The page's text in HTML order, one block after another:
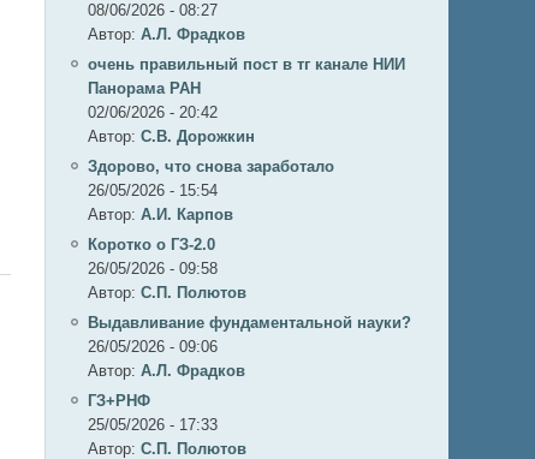
08/06/2026 - 08:27
Автор: А.Л. Фрадков
очень правильный пост в тг канале НИИ
Панорама РАН
02/06/2026 - 20:42
Автор: С.В. Дорожкин
Здорово, что снова заработало
26/05/2026 - 15:54
Автор: А.И. Карпов
Коротко о ГЗ-2.0
26/05/2026 - 09:58
Автор: C.П. Полютов
Выдавливание фундаментальной науки?
26/05/2026 - 09:06
Автор: А.Л. Фрадков
ГЗ+РНФ
25/05/2026 - 17:33
Автор: C.П. Полютов